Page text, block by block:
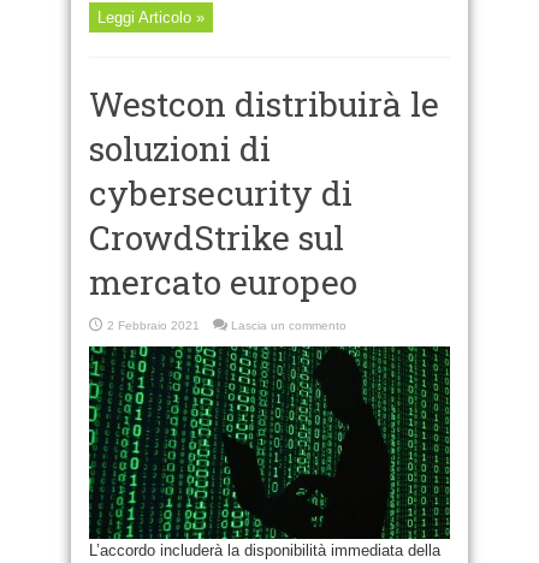
Leggi Articolo »
Westcon distribuirà le
soluzioni di
cybersecurity di
CrowdStrike sul
mercato europeo
2 Febbraio 2021 Lascia un commento
L’accordo includerà la disponibilità immediata della